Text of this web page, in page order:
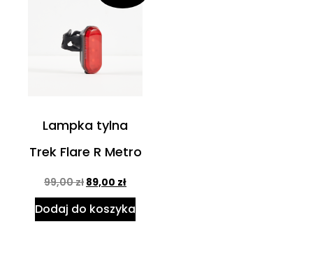
Lampka tylna
Trek Flare R Metro
99,00zł 89,00 zł
Dodaj do koszyka